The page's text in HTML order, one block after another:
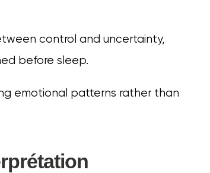
control and uncertainty,
before sleep.
emotional patterns rather than